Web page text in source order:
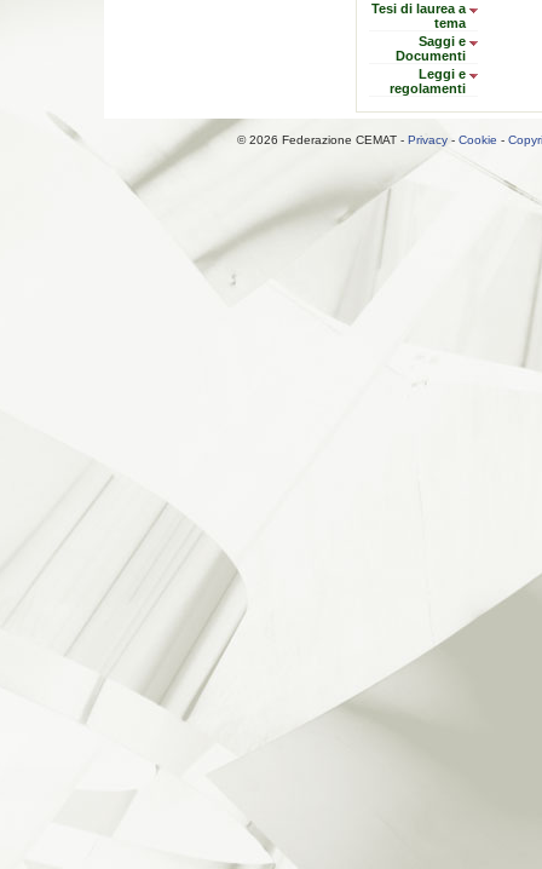
Tesi di laurea a
tema
Saggi e
Documenti
Leggi e
regolamenti
© 2026 Federazione CEMAT - Privacy- Cookie -